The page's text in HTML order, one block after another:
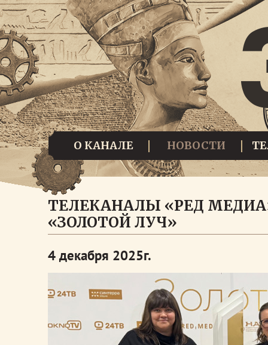
О КАНАЛЕ НОВОСТИ
ТЕЛЕКАНАЛЫ «РЕД
«ЗОЛОТОЙ ЛУЧ»
4 декабря 2025г.